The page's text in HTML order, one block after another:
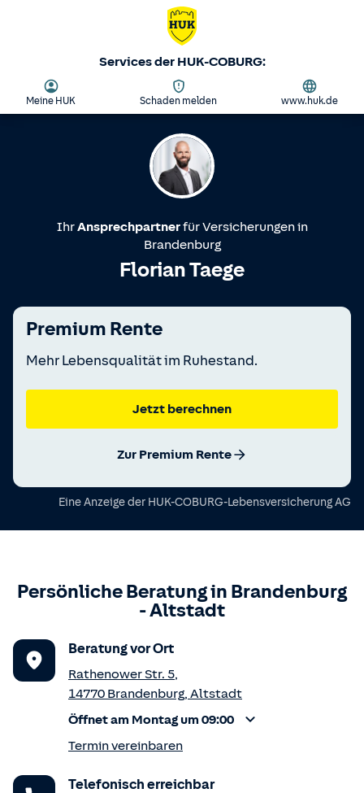
Services der HUK-COBURG:
Meine HUK Schaden melden www.huk.de
IhrAnsprechpartnerfür Versicherungen in
Brandenburg
Florian Taege
Premium Rente
Mehr Lebensqualität im Ruhestand.
Jetzt berechnen
Zur Premium Rente
Eine Anzeige der HUK-COBURG-Lebensversicherung AG
Persönliche Beratung in Brandenburg
-Altstadt
Beratung vor Ort
Rathenower Str. 5,
14770 Brandenburg, Altstadt
Öffnet am Montag um 09:00
Termin vereinbaren
Telefonisch erreichbar